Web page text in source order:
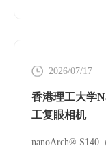
2026/07/17
香港理工大学
工复眼相机
nanoArch® S140